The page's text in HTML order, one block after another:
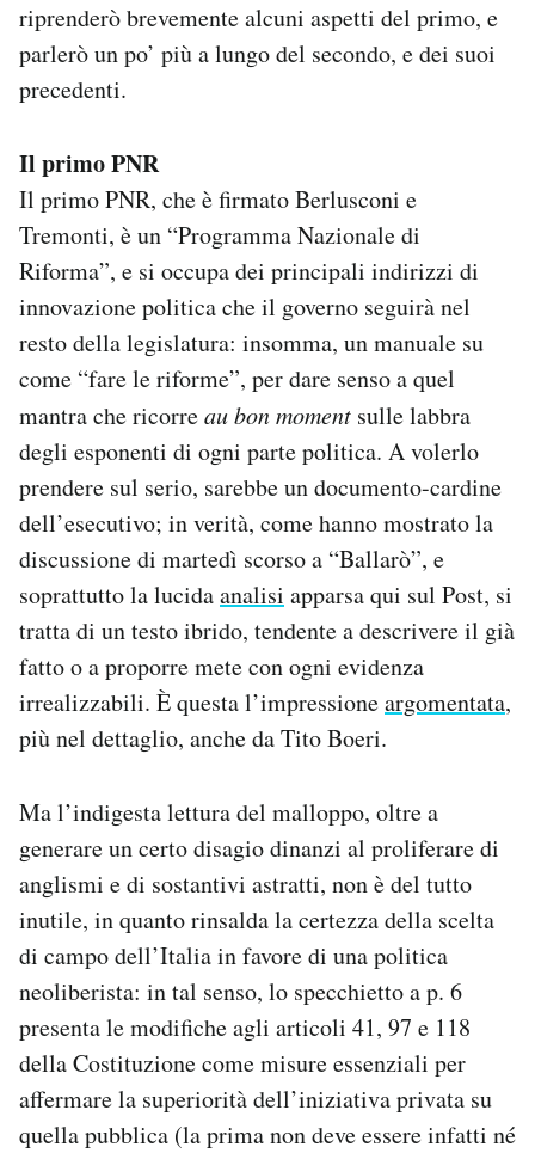
Esci
riprenderò brevemente alcuni aspetti del primo, e
parlerò un po’ più a lungo del secondo, e dei suoi
precedenti.
Il primo PNR
Il primo PNR, che è firmato Berlusconi e
Tremonti, è un “Programma Nazionale di
Riforma”, e si occupa dei principali indirizzi di
innovazione politica che il governo seguirà nel
resto della legislatura: insomma, un manuale su
come “fare le riforme”, per dare senso a quel
mantra che ricorreau bon moment sulle labbra
degli esponenti di ogni parte politica. A volerlo
prendere sul serio, sarebbe un documento-cardine
dell’esecutivo; in verità, come hanno mostrato la
discussione di martedì scorso a “Ballarò”, e
soprattutto la lucidaanalisi apparsa qui sul Post, si
tratta di un testo ibrido, tendente a descrivere il già
fatto o a proporre mete con ogni evidenza
irrealizzabili. È questa l’impressioneargomentata,
più nel dettaglio, anche da Tito Boeri.
Ma l’indigesta lettura del malloppo, oltre a
generare un certo disagio dinanzi al proliferare di
anglismi e di sostantivi astratti, non è del tutto
inutile, in quanto rinsalda la certezza della scelta
di campo dell’Italia in favore di una politica
neoliberista: in tal senso, lo specchietto a p. 6
presenta le modifiche agli articoli 41, 97 e 118
della Costituzione come misure essenziali per
affermare la superiorità dell’iniziativa privata su
quella pubblica (la prima non deve essere infatti né